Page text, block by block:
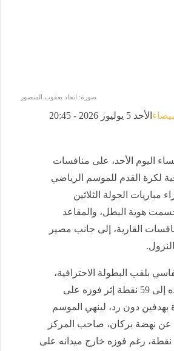
صورة: اتحاد يعقوب المنصور
الأحد 5 يوليوز 2026 - 20:45
اليوم الأحد، على منافسات
لكرة القدم للموسم الرياضي
بإجراء مباريات الجولة الثلاثين
حسمت هوية البطل، والمقاعد
القارية، إلى جانب مصير
بلقب البطولة الاحترافية،
بعدما رفع رصيده إلى 59 نقطة إثر فوزه على
بهدفين دون رد، لينهي الموسم
عن نهضة بركان، صاحب المركز
الثاني برصيد 57 نقطة، رغم فوزه خارج ميدانه على